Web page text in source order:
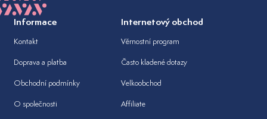
Informace
Kontakt
Doprava a platba
Obchodní podmínky
O společnosti
Internetový obchod
Věrnostní program
Často kladené dotazy
Velkoobchod
Affiliate